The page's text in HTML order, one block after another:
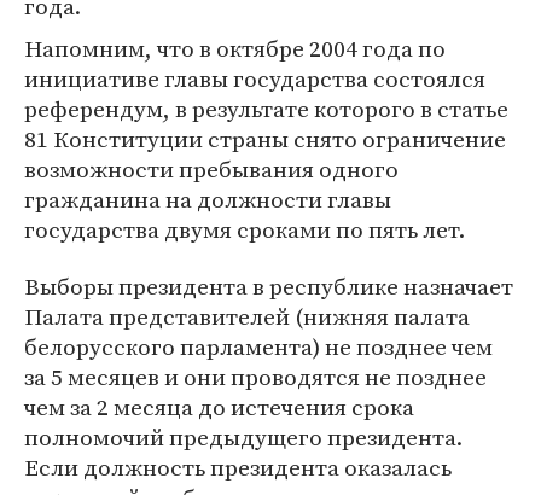
Напомним, что в октябре 2004 года по
инициативе главы государства состоялся
референдум, в результате которого в статье
81 Конституции страны снято ограничение
возможности пребывания одного
гражданина на должности главы
государства двумя сроками по пять лет.
Выборы президента в республике назначает
Палата представителей (нижняя палата
белорусского парламента) не позднее чем
за 5 месяцев и они проводятся не позднее
чем за 2 месяца до истечения срока
полномочий предыдущего президента.
Если должность президента оказалась